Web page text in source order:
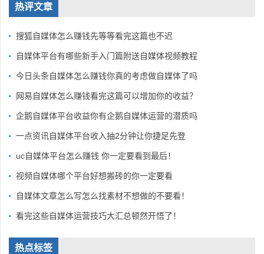
热评文章
搜狐自媒体怎么赚钱先等等看完这篇也不迟
自媒体平台有哪些新手入门篇附送自媒体视频教程
今日头条自媒体怎么赚钱你真的考虑做自媒体了吗
网易自媒体怎么赚钱看完这篇可以增加你的收益？
企鹅自媒体平台收益你有企鹅自媒体运营的潜质吗
一点资讯自媒体平台收入抽2分钟让你捷足先登
uc自媒体平台怎么赚钱 你一定要看到最后！
视频自媒体哪个平台好想搬砖的你一定要看
自媒体文章怎么写怎么找素材不想做的不要看！
看完这些自媒体运营技巧大汇总顿然开悟了！
热点标签